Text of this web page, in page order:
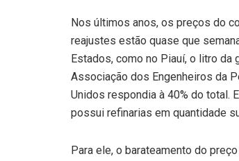
Nos últimos anos, os preços do
reajustes estão quase que
Estados, como no Piauí, o litro da
Associação dos Engenheiros da
Unidos respondia à 40% do total.
possui refinarias em quantidade
Para ele, o barateamento do